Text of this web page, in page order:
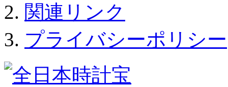
関連リンク
プライバシーポリシー